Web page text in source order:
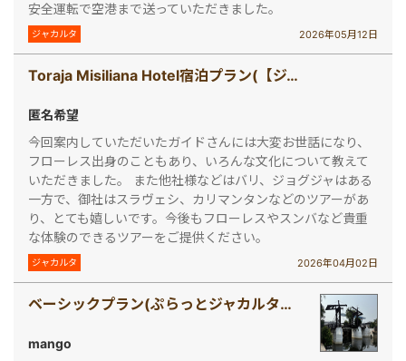
安全運転で空港まで送っていただきました。
ジャカルタ 2026年05月12日
Toraja Misiliana Hotel宿泊プラン(【ジャカルタ発】 秘境・タナトラジャ（スラウェシ島）2泊3日ツアー)
匿名希望
今回案内していただいたガイドさんには大変お世話になり、
フローレス出身のこともあり、いろんな文化について教えて
いただきました。 また他社様などはバリ、ジョグジャはある
一方で、御社はスラヴェシ、カリマンタンなどのツアーがあ
り、とても嬉しいです。今後もフローレスやスンバなど貴重
な体験のできるツアーをご提供ください。
ジャカルタ 2026年04月02日
ベーシックプラン(ぷらっとジャカルタ半日観光ツアー)
mango